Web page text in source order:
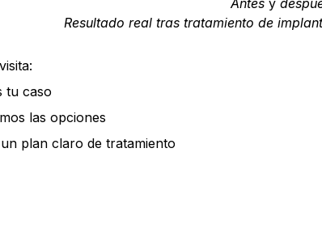
Antes y
Resultado real tras tratamiento de
tu caso
las opciones
plan claro de tratamiento